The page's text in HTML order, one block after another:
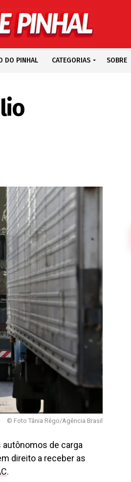
DO PINHAL CATEGORIAS SOBRE
© Foto Tânia Rêgo/Agência Brasil
de carga
direito a receber as
.